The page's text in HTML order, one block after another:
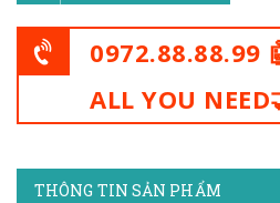
0972.88.88.99
ALL YOU
THÔNG TIN SẢN PHẨM